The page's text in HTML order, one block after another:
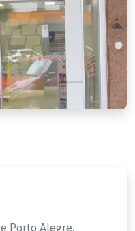
Porto Alegre.